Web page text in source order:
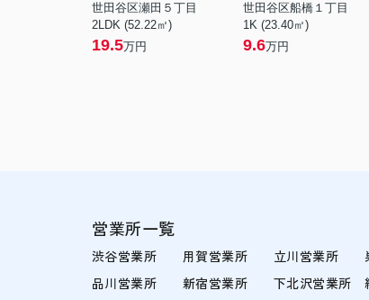
世田谷区瀬田５丁目
2LDK (52.22㎡)
19.5万円
世田谷区船橋１丁目
1K (23.40㎡)
9.6万円
営業所一覧
渋谷営業所
品川営業所
用賀営業所
新宿営業所
立川営業所
下北沢営業所